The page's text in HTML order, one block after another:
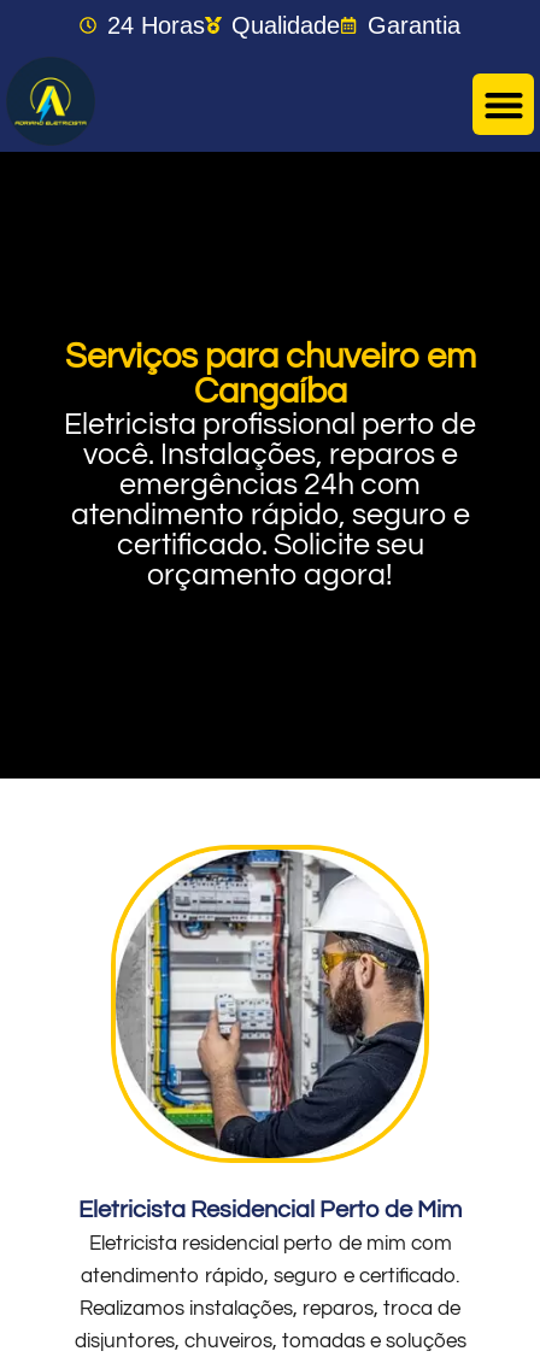
24 Horas Qualidade Garantia
Serviços para chuveiro em
Cangaíba
Eletricista profissional perto de
você. Instalações, reparos e
emergências 24h com
atendimento rápido, seguro e
certificado. Solicite seu
orçamento agora!
Eletricista Residencial Perto de Mim
Eletricista residencial perto de mim com
atendimento rápido, seguro e certificado.
Realizamos instalações, reparos, troca de
disjuntores, chuveiros, tomadas e soluções